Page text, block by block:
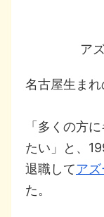
ア
名古屋生まれ
「多くの方
たい」と、
退職してア
た。